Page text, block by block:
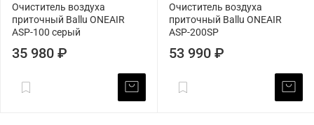
Очиститель воздуха
приточный Ballu ONEAIR
ASP-100 серый
35 980 ₽
Очиститель воздуха
приточный Ballu ONEAIR
ASP-200SP
53 990 ₽